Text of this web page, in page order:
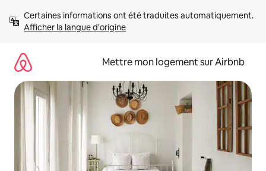
directement
Afficher la langue d'origine
Mettre mon logement sur Airbnb